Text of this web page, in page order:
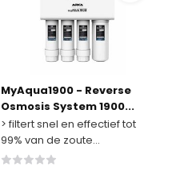
MyAqua1900 - Reverse
Osmosis System 1900...
> filtert snel en effectief tot
99% van de zoute...